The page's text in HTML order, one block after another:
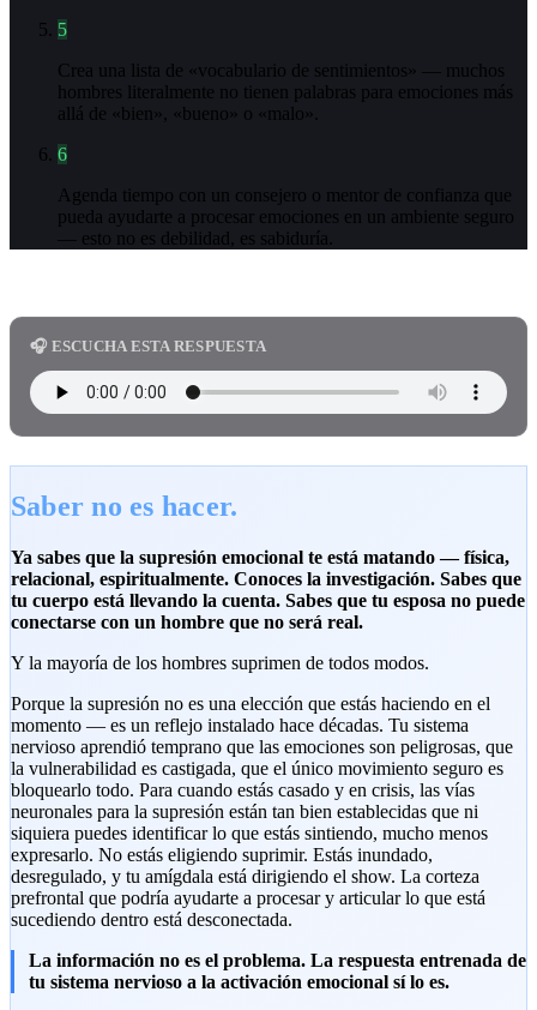
5
Crea una lista de «vocabulario de sentimientos» — muchos
hombres literalmente no tienen palabras para emociones más
allá de «bien», «bueno» o «malo».
6
Agenda tiempo con un consejero o mentor de confianza que
pueda ayudarte a procesar emociones en un ambiente seguro
— esto no es debilidad, es sabiduría.
🎧 ESCUCHA ESTA RESPUESTA
Saber no es hacer.
Ya sabes que la supresión emocional te está matando — física,
relacional, espiritualmente. Conoces la investigación. Sabes que
tu cuerpo está llevando la cuenta. Sabes que tu esposa no puede
conectarse con un hombre que no será real.
Y la mayoría de los hombres suprimen de todos modos.
Porque la supresión no es una elección que estás haciendo en el
momento — es un reflejo instalado hace décadas. Tu sistema
nervioso aprendió temprano que las emociones son peligrosas, que
la vulnerabilidad es castigada, que el único movimiento seguro es
bloquearlo todo. Para cuando estás casado y en crisis, las vías
neuronales para la supresión están tan bien establecidas que ni
siquiera puedes identificar lo que estás sintiendo, mucho menos
expresarlo. No estás eligiendo suprimir. Estás inundado,
desregulado, y tu amígdala está dirigiendo el show. La corteza
prefrontal que podría ayudarte a procesar y articular lo que está
sucediendo dentro está desconectada.
La información no es el problema. La respuesta entrenada de
tu sistema nervioso a la activación emocional sí lo es.